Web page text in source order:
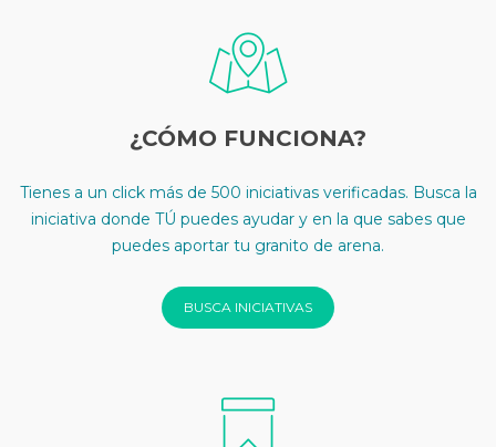
¿CÓMO FUNCIONA?
Tienes a un click más de 500 iniciativas verificadas. Busca la
iniciativa donde TÚ puedes ayudar y en la que sabes que
puedes aportar tu granito de arena.
BUSCA INICIATIVAS